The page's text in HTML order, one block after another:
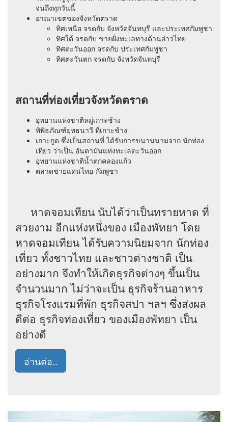
จนถึงทุกวันนี้
อาณาเขตของจังหวัดตราด
ทิศเหนือ จรดกับ จังหวัดจันทบุรี และประเทศกัมพูชา
ทิศใต้ จรดกับ ชายฝั่งทะเลทางด้านอ่าวไทย
ทิศตะวันออก จรดกับ ประเทศกัมพูชา
ทิศตะวันตก จรดกับ จังหวัดจันทบุรี
สถานที่ท่องเที่ยวจังหวัดตราด
อุทยานแห่งชาติหมู่เกาะช้าง
พิพิธภัณฑ์ยุทธนาวี ที่เกาะช้าง
เกาะกูด ซึ่งเป็นสถานที่ ได้รับการขนานนามจาก นักท่อง
เทียว ว่าเป็น อันดามันแห่งทะเลตะวันออก
อุทยานแห่งชาติน้ำตกคลองแก้ว
ตลาดชายแดนไทย-กัมพูชา
หาดจอมเทียน นับได้ว่าเป็นทรายหาด ที่
สวยงาม อีกแห่งหนึ่งของ เมืองพัทยา โดย
หาดจอมเทียน ได้รับความนิยมจาก นักท่อง
เที่ยว ทั้งชาวไทย และชาวต่างชาติ เป็น
อย่างมาก จึงทำให้เกิดธุรกิจต่างๆ ขึ้นเป็น
จำนวนมาก ไม่ว่าจะเป็น ธุรกิจร้านอาหาร
ธุรกิจโรงแรมที่พัก ธุรกิจสปา ฯลฯ ซึ่งส่งผล
ดีต่อ ธุรกิจท่องเที่ยว ของเมืองพัทยา เป็น
อย่างดี
อ่านต่อ..